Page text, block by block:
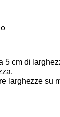
5 cm di
larghezze su